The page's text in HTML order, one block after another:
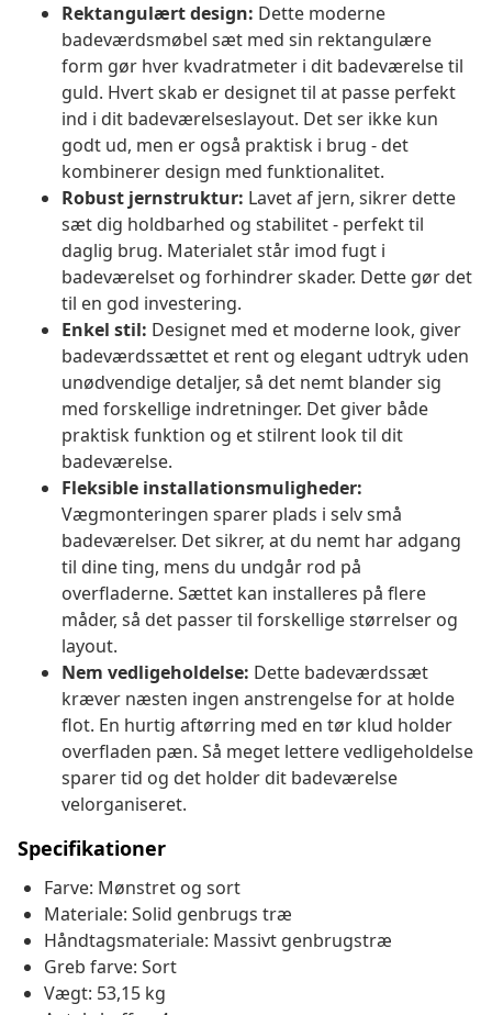
Rektangulært design: Dette moderne
badeværdsmøbel sæt med sin rektangulære
form gør hver kvadratmeter i dit badeværelse til
guld. Hvert skab er designet til at passe perfekt
ind i dit badeværelseslayout. Det ser ikke kun
godt ud, men er også praktisk i brug - det
kombinerer design med funktionalitet.
Robust jernstruktur: Lavet af jern, sikrer dette
sæt dig holdbarhed og stabilitet - perfekt til
daglig brug. Materialet står imod fugt i
badeværelset og forhindrer skader. Dette gør det
til en god investering.
Enkel stil: Designet med et moderne look, giver
badeværdssættet et rent og elegant udtryk uden
unødvendige detaljer, så det nemt blander sig
med forskellige indretninger. Det giver både
praktisk funktion og et stilrent look til dit
badeværelse.
Fleksible installationsmuligheder:
Vægmonteringen sparer plads i selv små
badeværelser. Det sikrer, at du nemt har adgang
til dine ting, mens du undgår rod på
overfladerne. Sættet kan installeres på flere
måder, så det passer til forskellige størrelser og
layout.
Nem vedligeholdelse: Dette badeværdssæt
kræver næsten ingen anstrengelse for at holde
flot. En hurtig aftørring med en tør klud holder
overfladen pæn. Så meget lettere vedligeholdelse
sparer tid og det holder dit badeværelse
velorganiseret.
Specifikationer
Farve: Mønstret og sort
Materiale: Solid genbrugs træ
Håndtagsmateriale: Massivt genbrugstræ
Greb farve: Sort
Vægt: 53,15 kg